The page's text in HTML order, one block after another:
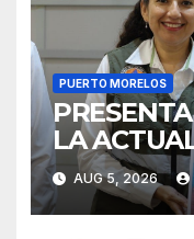
PUERTO MORELOS
LA
ATLAS DE
RIESGOS
MORELOS
AUG 5, 2026